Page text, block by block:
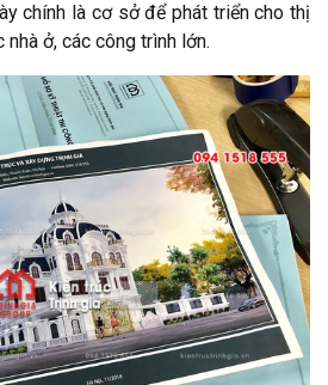
chính là cơ sở để phát triển cho thị
ở, các công trình lớn.